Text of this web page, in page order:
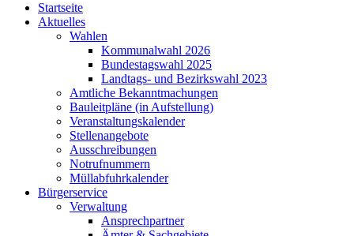
Startseite
Aktuelles
Wahlen
Kommunalwahl 2026
Bundestagswahl 2025
Landtags- und Bezirkswahl 2023
Amtliche Bekanntmachungen
Bauleitpläne (in Aufstellung)
Veranstaltungskalender
Stellenangebote
Ausschreibungen
Notrufnummern
Müllabfuhrkalender
Bürgerservice
Verwaltung
Ansprechpartner